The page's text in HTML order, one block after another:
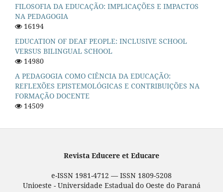
FILOSOFIA DA EDUCAÇÃO: IMPLICAÇÕES E IMPACTOS
NA PEDAGOGIA
16194
EDUCATION OF DEAF PEOPLE: INCLUSIVE SCHOOL
VERSUS BILINGUAL SCHOOL
14980
A PEDAGOGIA COMO CIÊNCIA DA EDUCAÇÃO:
REFLEXÕES EPISTEMOLÓGICAS E CONTRIBUIÇÕES NA
FORMAÇÃO DOCENTE
14509
Revista Educere et Educare
e-ISSN 1981-4712 — ISSN 1809-5208
Unioeste - Universidade Estadual do Oeste do Paraná